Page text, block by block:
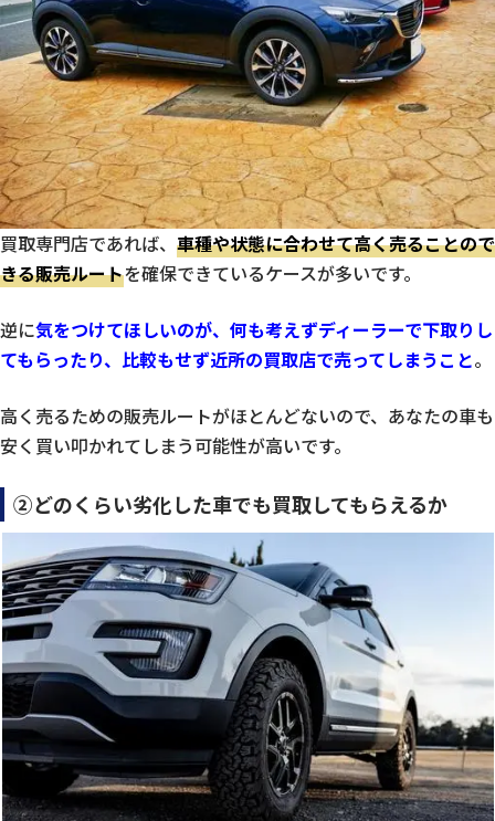
買取専門店であれば、 車種や状態に合わせて高く売ることので
きる販売ルートを確保できているケースが多いです。
逆に気をつけてほしいのが、何も考えずディーラーで下取りし
てもらったり、比較もせず近所の買取店で売ってしまうこと。
高く売るための販売ルートがほとんどないので、あなたの車も
安く買い叩かれてしまう可能性が高いです。
②どのくらい劣化した車でも買取してもらえるか